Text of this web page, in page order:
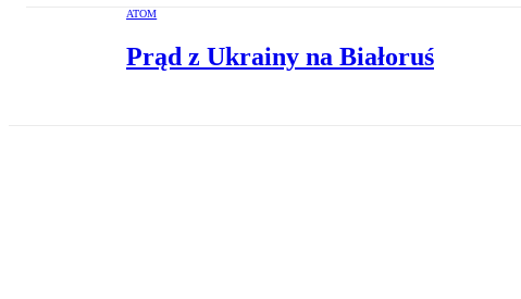
ATOM
Prąd z Ukrainy na Białoruś